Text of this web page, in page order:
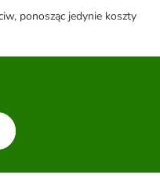
ponosząc jedynie koszty